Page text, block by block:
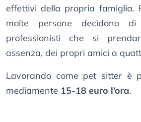
effettivi della propria famiglia.
molte persone decidono
professionisti che si
assenza, dei propri amici a
Lavorando come pet sitter è
mediamente 15-18 euro l’ora.